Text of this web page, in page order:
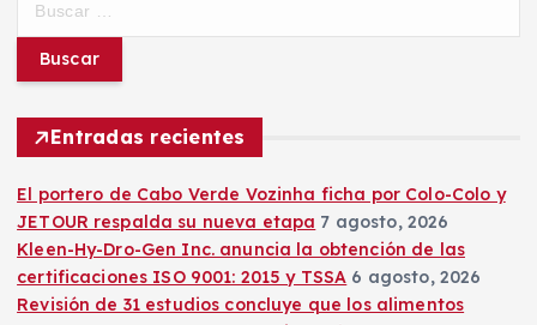
n
d
e
e
n
c
:
Entradas recientes
El portero de Cabo Verde Vozinha ficha por Colo-Colo y
JETOUR respalda su nueva etapa 7 agosto, 2026
Kleen-Hy-Dro-Gen Inc. anuncia la obtención de las
certificaciones ISO 9001: 2015 y TSSA 6 agosto, 2026
Revisión de 31 estudios concluye que los alimentos